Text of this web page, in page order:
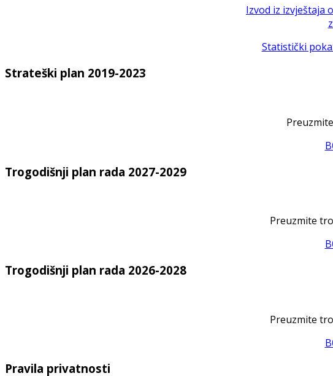
Izvod iz izvještaja
Statistički
Strateški plan 2019-2023
Trogodišnji plan rada 2027-2029
Preuzmite
Trogodišnji plan rada 2026-2028
Preuzmite
Pravila privatnosti